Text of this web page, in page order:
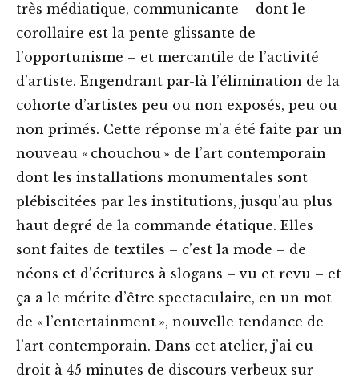
très médiatique, communicante – dont le
corollaire est la pente glissante de
l’opportunisme – et mercantile de l’activité
d’artiste. Engendrant par-là l’élimination de la
cohorte d’artistes peu ou non exposés, peu ou
non primés. Cette réponse m’a été faite par un
nouveau « chouchou » de l’art contemporain
dont les installations monumentales sont
plébiscitées par les institutions, jusqu’au plus
haut degré de la commande étatique. Elles
sont faites de textiles – c’est la mode – de
néons et d’écritures à slogans – vu et revu – et
ça a le mérite d’être spectaculaire, en un mot
de « l’entertainment », nouvelle tendance de
l’art contemporain. Dans cet atelier, j’ai eu
droit à 45 minutes de discours verbeux sur